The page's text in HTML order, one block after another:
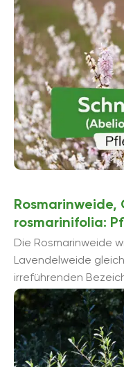
Rosmarinweide,
rosmarinifolia:
Die Rosmarinweide
Lavendelweide
irreführenden
verkauft. Der
Art ...